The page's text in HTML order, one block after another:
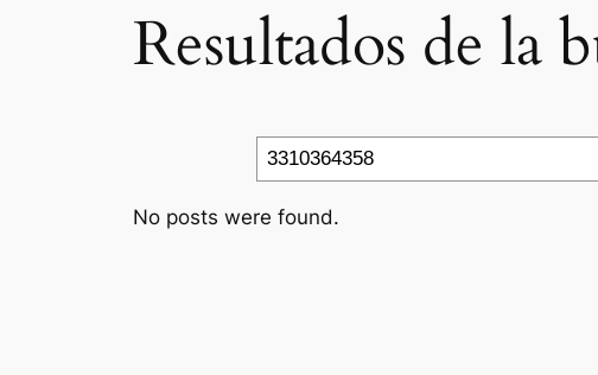
Resultados de la
Search
No posts were found.